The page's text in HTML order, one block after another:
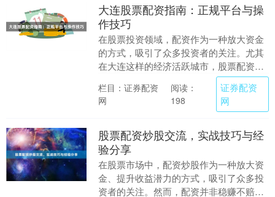
大连股票配资指南：正规平台与操
作技巧
在股票投资领域，配资作为一种放大资金
的方式，吸引了众多投资者的关注。尤其
在大连这样的经济活跃城市，股票配资市
场也日益发展。然而，面对众多配资平
台，投资者需要保持....
栏目：证券配资
网
阅读：
198
证券配资
网
股票配资炒股交流，实战技巧与经
验分享
在股票市场中，配资炒股作为一种放大资
金、提升收益潜力的方式，吸引了众多投
资者的关注。然而，配资并非稳赚不赔的